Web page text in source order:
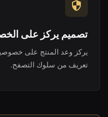
تصميم يركز على
يركز وعد المنتج على
تعريف من سلوك التصفح.